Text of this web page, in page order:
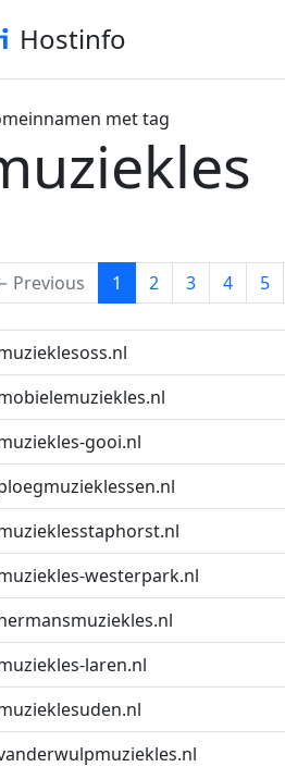
Hostinfo
met tag
Previous 1 (current)
2 3 4 5
gooi.nl
westerpark.nl
laren.nl